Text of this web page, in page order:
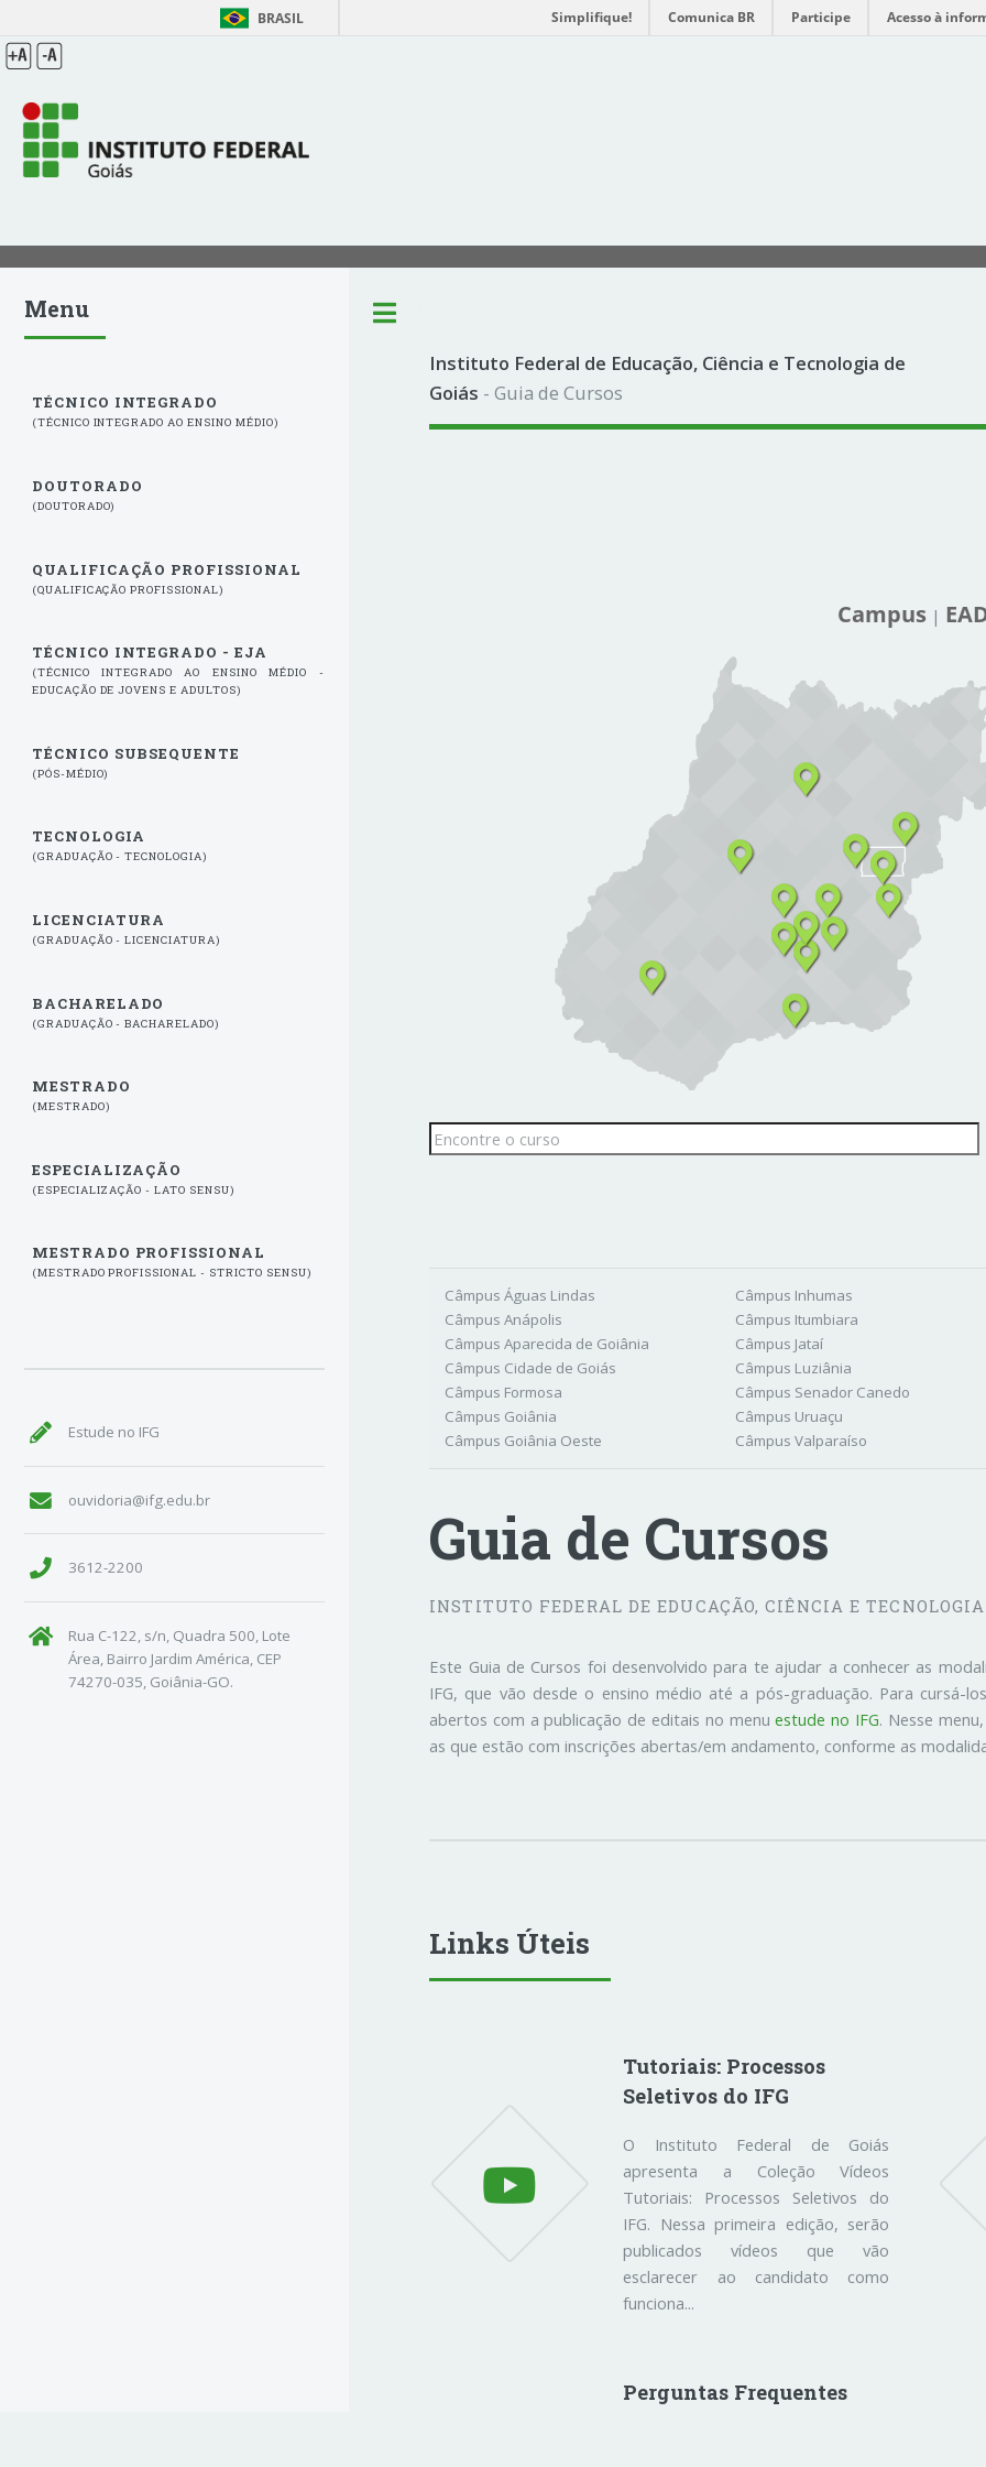
BRASIL Simplifique! Comunica BR Participe Acesso à
Instituto Federal de Educação, Ciência e Tecnologia de
Goiás - Guia de Cursos
Guia de Cursos
INSTITUTO FEDERAL DE EDUCAÇÃO, CIÊNCIA E
Este Guia de Cursos foi desenvolvido para te ajudar a conhecer as
IFG, que vão desde o ensino médio até a pós-graduação. Para cursá-
abertos com a publicação de editais no menuestude no IFG. Nesse
as que estão com inscrições abertas/em andamento, conforme as
Campus |
Câmpus Águas Lindas
Câmpus Anápolis
Câmpus Aparecida de Goiânia
Câmpus Cidade de Goiás
Câmpus Formosa
Câmpus Goiânia
Câmpus Goiânia Oeste
Câmpus Inhumas
Câmpus Itumbiara
Câmpus Jataí
Câmpus Luziânia
Câmpus Senador Canedo
Câmpus Uruaçu
Câmpus Valparaíso
Links Úteis
Tutoriais: Processos
Seletivos do IFG
O Instituto Federal de Goiás
apresenta a Coleção Vídeos
Tutoriais: Processos Seletivos do
IFG. Nessa primeira edição, serão
publicados vídeos que vão
esclarecer ao candidato como
funciona...
Perguntas Frequentes
Menu
TÉCNICO INTEGRADO
(TÉCNICO INTEGRADO AO ENSINO MÉDIO)
DOUTORADO
(DOUTORADO)
QUALIFICAÇÃO PROFISSIONAL
(QUALIFICAÇÃO PROFISSIONAL)
TÉCNICO INTEGRADO - EJA
(TÉCNICO INTEGRADO AO ENSINO MÉDIO -
EDUCAÇÃO DE JOVENS E ADULTOS)
TÉCNICO SUBSEQUENTE
(PÓS-MÉDIO)
TECNOLOGIA
(GRADUAÇÃO - TECNOLOGIA)
LICENCIATURA
(GRADUAÇÃO - LICENCIATURA)
BACHARELADO
(GRADUAÇÃO - BACHARELADO)
MESTRADO
(MESTRADO)
ESPECIALIZAÇÃO
(ESPECIALIZAÇÃO - LATO SENSU)
MESTRADO PROFISSIONAL
(MESTRADO PROFISSIONAL - STRICTO SENSU)
Estude no IFG
ouvidoria@ifg.edu.br
3612-2200
Rua C-122, s/n, Quadra 500, Lote
Área, Bairro Jardim América, CEP
74270-035, Goiânia-GO.